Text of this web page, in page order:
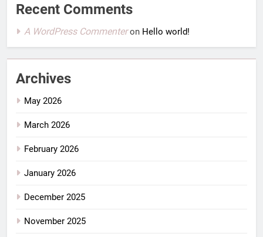
Recent Comments
A WordPress Commenteron Hello world!
Archives
May 2026
March 2026
February 2026
January 2026
December 2025
November 2025